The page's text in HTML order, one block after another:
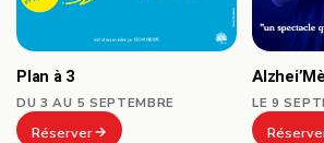
Plan à 3
DU 3 AU 5 SEPTEMBRE
Réserver
LE 9